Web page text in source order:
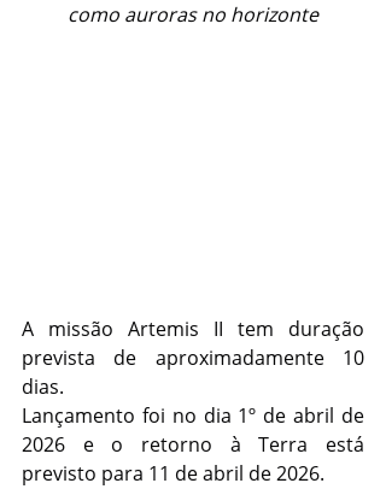
como auroras no horizonte
A missão Artemis II tem duração
prevista de aproximadamente 10
dias.
Lançamento foi no dia 1º de abril de
2026 e o retorno à Terra está
previsto para 11 de abril de 2026.